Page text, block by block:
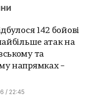
142 бойові
атак на
та
напрямках –
/ 22:45